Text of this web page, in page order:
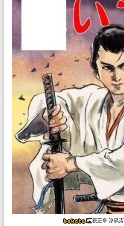
寝正亭 漆黒斎